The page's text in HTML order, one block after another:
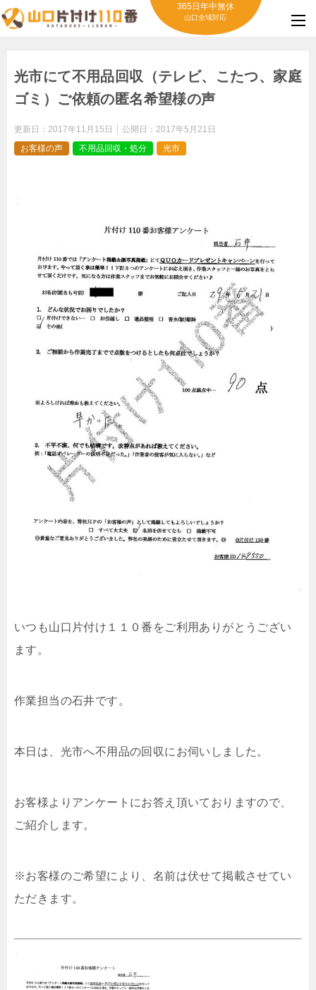
365日年中無休
山口全域対応
光市にて不用品回収（テレビ、こたつ、家庭
ゴミ）ご依頼の匿名希望様の声
更新日： 2017年11月15日 公開日： 2017年5月21日
お客様の声
不用品回収・処分 光市
いつも山口片付け１１０番をご利用ありがとうござい
ます。
作業担当の石井です。
本日は、光市へ不用品の回収にお伺いしました。
お客様よりアンケートにお答え頂いておりますので、
ご紹介します。
※お客様のご希望により、名前は伏せて掲載させてい
ただきます。